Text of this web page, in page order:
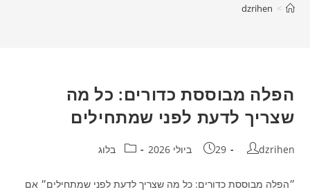
>
dzrihen
הפלה מבוססת כדורים: כל מה
שצריך לדעת לפני שמתחילים
מחבר:
dzrihen פורסם:
29 ביולי 2026 קטגוריה:
בלוג
״הפלה מבוססת כדורים: כל מה שצריך לדעת לפני שמתחילים״ אם